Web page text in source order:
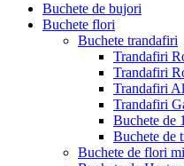
Buchete de bujori
Buchete flori
Buchete trandafiri
Trandafiri
Trandafiri
Trandafiri
Trandafiri
Buchete de
Buchete de
Buchete de flori